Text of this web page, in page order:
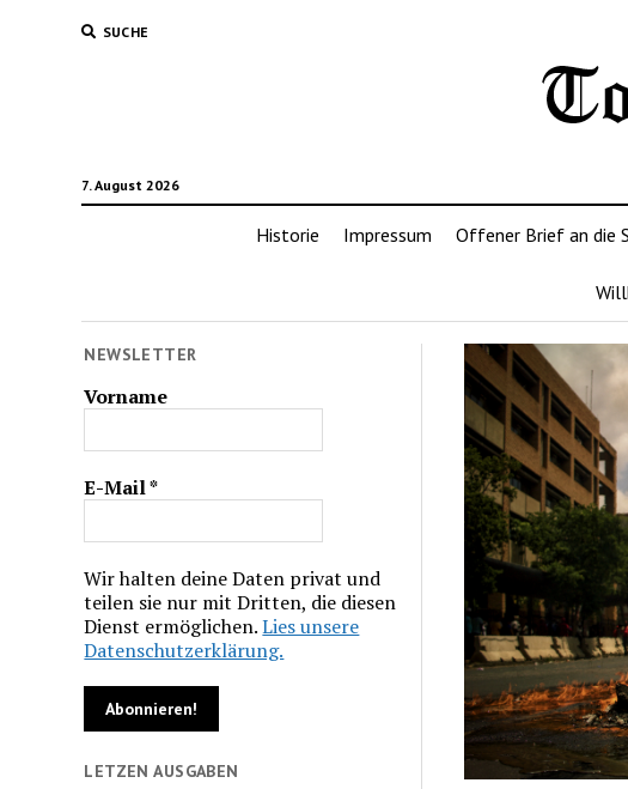
SUCHE
7. August 2026
Historie Impressum Offener Brief an die
NEWSLETTER
Vorname
E-Mail*
Wir halten deine Daten privat und
teilen sie nur mit Dritten, die diesen
Dienst ermöglichen.Lies unsere
Datenschutzerklärung.
LETZEN AUSGABEN